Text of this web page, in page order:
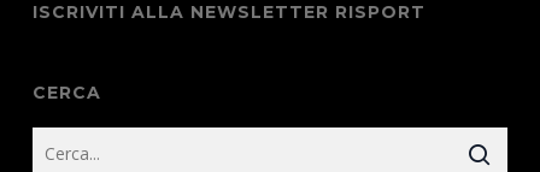
ISCRIVITI ALLA NEWSLETTER RISPORT
CERCA